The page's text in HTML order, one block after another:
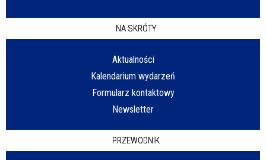
NA SKRÓTY
Aktualności
Kalendarium wydarzeń
Formularz kontaktowy
Newsletter
PRZEWODNIK